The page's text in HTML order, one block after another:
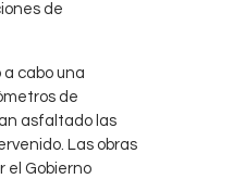
de
cabo una
de
asfaltado las
Las obras
el Gobierno